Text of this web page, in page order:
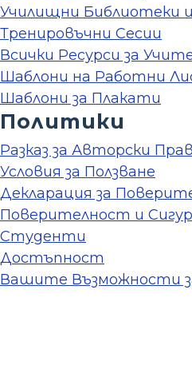
Училищни Библиотеки
Тренировъчни Сесии
Всички Ресурси за
Шаблони на Работни
Шаблони за Плакати
Политики
Разказ за Авторски
Условия за Ползване
Декларация за
Поверителност и
Студенти
Достъпност
Вашите Възможности